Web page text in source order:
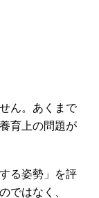
ん。あくまで
育上の問題が
る姿勢」を評
ではなく、